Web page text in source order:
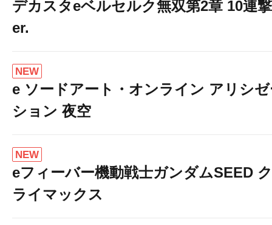
デカスタeベルセルク無双第2章 10連
er.
NEW
e ソードアート・オンライン アリシ
ション 夜空
NEW
eフィーバー機動戦士ガンダムSEED ク
ライマックス